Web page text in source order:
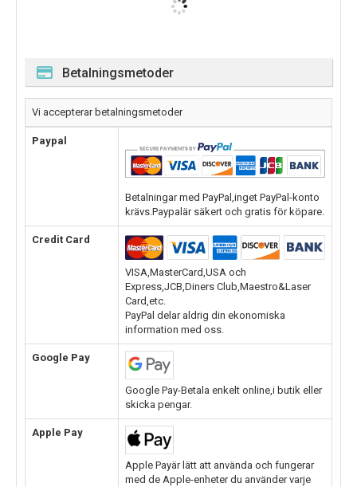
Betalningsmetoder
Vi accepterar betalningsmetoder
Paypal
Betalningar med PayPal,inget PayPal-konto
krävs.Paypalär säkert och gratis för köpare.
Credit Card
VISA,MasterCard,USA och
Express,JCB,Diners Club,Maestro&Laser
Card,etc.
PayPal delar aldrig din ekonomiska
information med oss.
Google Pay
Google Pay-Betala enkelt online,i butik eller
skicka pengar.
Apple Pay
Apple Payär lätt att använda och fungerar
med de Apple-enheter du använder varje